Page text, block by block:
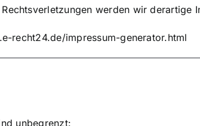
werden wir derartige
recht24.de/impressum-generator.html
unbegrenzt: